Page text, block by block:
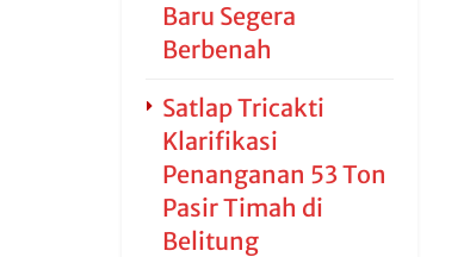
Baru Segera
Berbenah
Satlap Tricakti
Klarifikasi
Penanganan 53 Ton
Pasir Timah di
Belitung